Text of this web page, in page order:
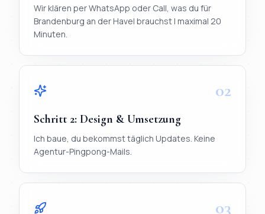
Wir klären per WhatsApp oder Call, was du für
Brandenburg an der Havel brauchst | maximal 20
Minuten.
02
Schritt 2: Design & Umsetzung
Ich baue, du bekommst täglich Updates. Keine
Agentur-Pingpong-Mails.
03